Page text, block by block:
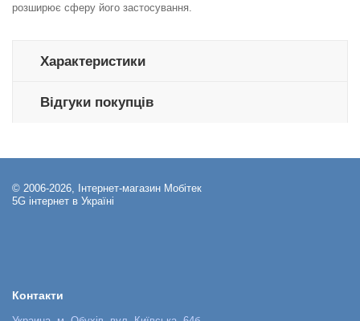
розширює сферу його застосування.
Характеристики
Відгуки покупців
© 2006-2026, Інтернет-магазин Мобітек
5G інтернет в Україні
Контакти